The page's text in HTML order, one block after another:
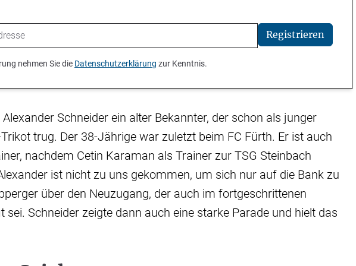
Registrieren
nehmen Sie die Datenschutzerklärung zur Kenntnis.
Schneider ein alter Bekannter, der schon als junger
trug. Der 38-Jährige war zuletzt beim FC Fürth. Er ist auch
nachdem Cetin Karaman als Trainer zur TSG Steinbach
ist nicht zu uns gekommen, um sich nur auf die Bank zu
über den Neuzugang, der auch im fortgeschrittenen
sei. Schneider zeigte dann auch eine starke Parade und hielt das